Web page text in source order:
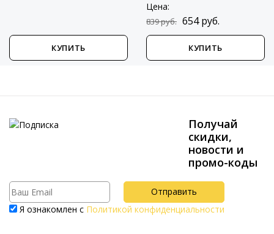
КУПИТЬ
Цена:
839 руб. 654 руб.
КУПИТЬ
Получай
скидки,
новости и
промо-коды
Я ознакомлен с Политикой конфиденциальности